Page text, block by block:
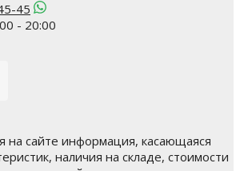
45
- 20:00
на сайте информация, касающаяся
наличия на складе, стоимости